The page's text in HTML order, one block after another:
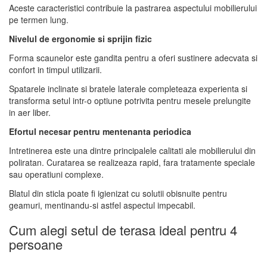
Aceste caracteristici contribuie la pastrarea aspectului mobilierului
pe termen lung.
Nivelul de ergonomie si sprijin fizic
Forma scaunelor este gandita pentru a oferi sustinere adecvata si
confort in timpul utilizarii.
Spatarele inclinate si bratele laterale completeaza experienta si
transforma setul intr-o optiune potrivita pentru mesele prelungite
in aer liber.
Efortul necesar pentru mentenanta periodica
Intretinerea este una dintre principalele calitati ale mobilierului din
poliratan. Curatarea se realizeaza rapid, fara tratamente speciale
sau operatiuni complexe.
Blatul din sticla poate fi igienizat cu solutii obisnuite pentru
geamuri, mentinandu-si astfel aspectul impecabil.
Cum alegi setul de terasa ideal pentru 4
persoane